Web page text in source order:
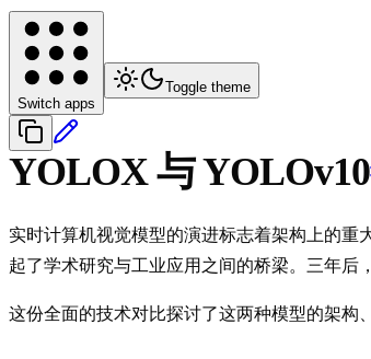
Switch apps
Toggle theme
YOLOX 与 YOLOv10
实时计算机视觉模型的演进标志着架构上的重
起了学术研究与工业应用之间的桥梁。三年后
这份全面的技术对比探讨了这两种模型的架构